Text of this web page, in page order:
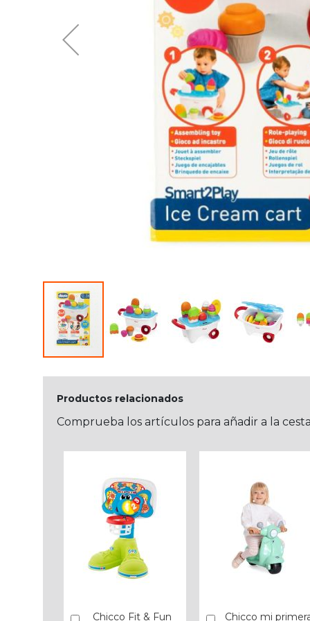
Productos relacionados
Comprueba los artículos para añadir a la
Chicco Fit & Fun
Añadir
Chicco mi
Añadir